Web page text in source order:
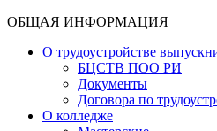
ОБЩАЯ ИНФОРМАЦИЯ
О трудоустройстве
БЦСТВ ПОО РИ
Документы
Договора по
О колледже